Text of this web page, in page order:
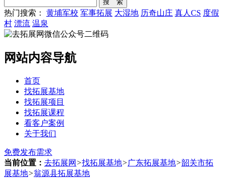
搜 索
热门搜索： 黄埔军校 军事拓展 大湿地 历奇山庄 真人CS 度假
村 漂流 温泉
网站内容导航
首页
找拓展基地
找拓展项目
找拓展课程
看客户案例
关于我们
免费发布需求
当前位置： 去拓展网 >找拓展基地>广东拓展基地>韶关市拓
展基地>翁源县拓展基地